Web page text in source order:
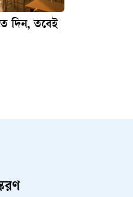
দিন, তবেই